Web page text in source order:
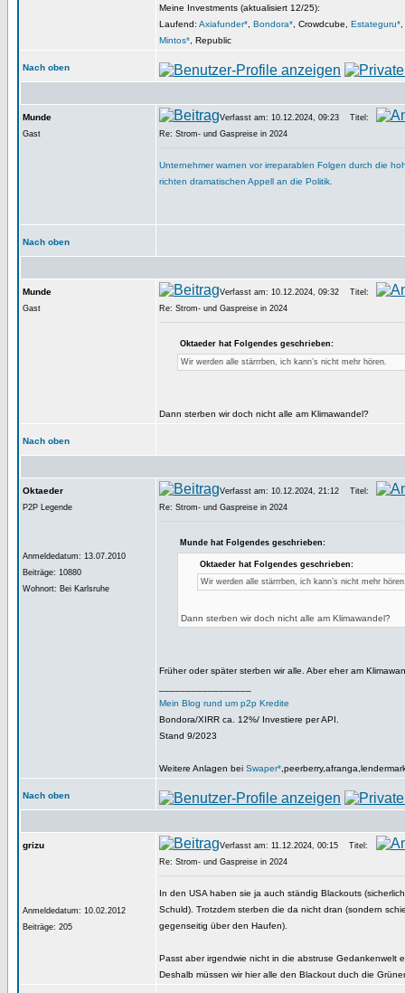
Meine Investments (aktualisiert 12/25):
Laufend: Axiafunder* Bondora* , Crowdcube, Estateguru*
Mintos* , Republic
Nach oben
Munde
Gast
Verfasst am: 10.12.2024, 09:23
Titel:
Re: Strom- und Gaspreise in 2024
Unternehmer warnen vor irreparablen Folgen durch die
richten dramatischen Appell an die Politik.
Nach oben
Munde
Gast
Verfasst am: 10.12.2024, 09:32
Titel:
Re: Strom- und Gaspreise in 2024
Oktaeder hat Folgendes geschrieben:
Wir werden alle stärrrben, ich kann’s nicht mehr hören.
Dann sterben wir doch nicht alle am Klimawandel?
Nach oben
Oktaeder
P2P Legende
Anmeldedatum: 13.07.2010
Beiträge: 10880
Wohnort: Bei Karlsruhe
Verfasst am: 10.12.2024, 21:12
Titel:
Re: Strom- und Gaspreise in 2024
Munde hat Folgendes geschrieben:
Oktaeder hat Folgendes geschrieben:
Wir werden alle stärrrben, ich kann’s nicht mehr
Dann sterben wir doch nicht alle am Klimawandel?
Früher oder später sterben wir alle. Aber eher am
Mein Blog rund um p2p Kredite
Bondora/XIRR ca. 12%/ Investiere per API.
Stand 9/2023
Weitere Anlagen bei Swaper*
Nach oben
grizu
Anmeldedatum: 10.02.2012
Beiträge: 205
Verfasst am: 11.12.2024, 00:15
Titel:
Re: Strom- und Gaspreise in 2024
In den USA haben sie ja auch ständig Blackouts
Schuld). Trotzdem sterben die da nicht dran (sondern
gegenseitig über den Haufen).
Passt aber irgendwie nicht in die abstruse Gedankenwelt
Deshalb müssen wir hier alle den Blackout duch die